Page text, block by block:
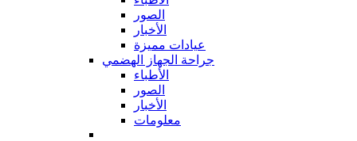
الصور
الأخبار
عيادات مميزة
جراحة الجهاز الهضمي
الأطباء
الصور
الأخبار
معلومات